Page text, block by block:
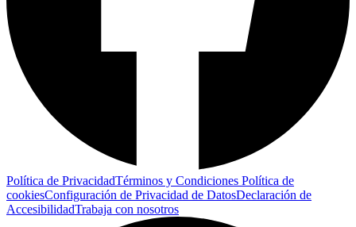
Política de PrivacidadTérminos y Condiciones Política de
cookiesConfiguración de Privacidad de DatosDeclaración de
AccesibilidadTrabaja con nosotros